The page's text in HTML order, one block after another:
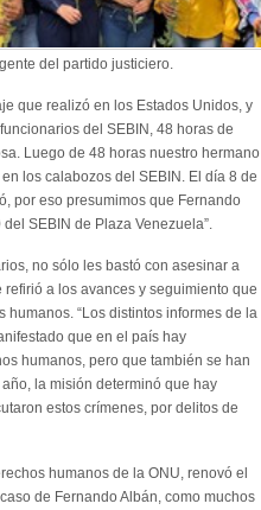
del partido justiciero.
que realizó en los Estados Unidos, y
del SEBIN, 48 horas de
Luego de 48 horas nuestro hermano
los calabozos del SEBIN. El día 8 de
por eso presumimos que Fernando
SEBIN de Plaza Venezuela”.
no sólo les bastó con asesinar a
a los avances y seguimiento que
“Los distintos informes de la
que en el país hay
humanos, pero que también se han
la misión determinó que hay
estos crímenes, por delitos de
humanos de la ONU, renovó el
de Fernando Albán, como muchos